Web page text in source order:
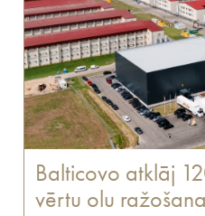
Balticovo atklāj
vērtu olu